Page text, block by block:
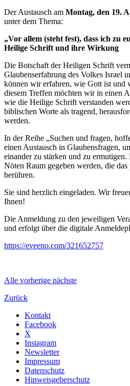
Der Austausch am Montag, den 19.
unter dem Thema:
„Vor allem (steht fest), dass ich zu
Heilige Schrift und ihre Wirkung
Die Botschaft der Heiligen Schrift
Glaubenserfahrung des Volkes Israel
können wir erfahren, wie Gott ist und
diesem Treffen möchten wir in einen
wie die Heilige Schrift verstanden
biblischen Worte als tragend,
werden.
In der Reihe „Suchen und fragen,
einen Austausch in Glaubensfragen,
einander zu stärken und zu
Nöten Raum gegeben werden, die
berühren.
Sie sind herzlich eingeladen. Wir
Ihnen!
Die Anmeldung zu den jeweiligen
und erfolgt über die digitale
https://eveeno.com/321652757
Alle vorherige nächste
Zurück
Kontakt
Facebook
X
Instagram
Newsletter
Impressum
Datenschutz
Hinweisgeberschutz